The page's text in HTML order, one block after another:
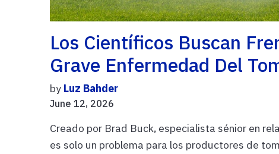
Los Científicos Buscan
Grave Enfermedad Del
by Luz Bahder
June 12, 2026
Creado por Brad Buck, especialista sénior en
es solo un problema para los productores de